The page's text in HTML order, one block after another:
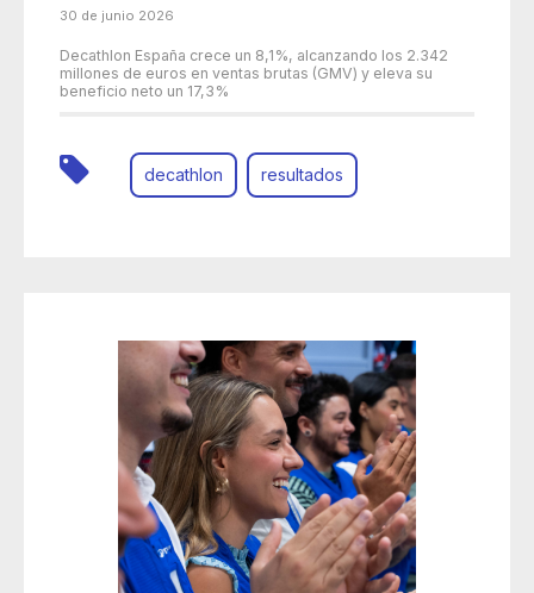
30 de junio 2026
Decathlon España crece un 8,1%, alcanzando los 2.342
millones de euros en ventas brutas (GMV) y eleva su
beneficio neto un 17,3%
decathlon resultados